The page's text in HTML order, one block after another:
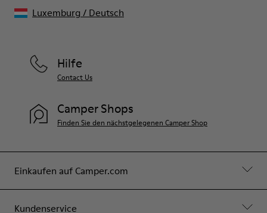
Einkaufen auf Camper.com
Kundenservice
Hilfe
Contact Us
Camper Shops
Finden Sie den nächstgelegenen Camper Shop
Luxemburg / Deutsch